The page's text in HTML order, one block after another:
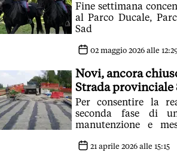
Fine settimana
al Parco Ducale,
Sad
02 maggio 2026 alle
Novi, ancora
Strada provinciale
Per consentire la
seconda fase di
manutenzione e
21 aprile 2026 alle 15:15